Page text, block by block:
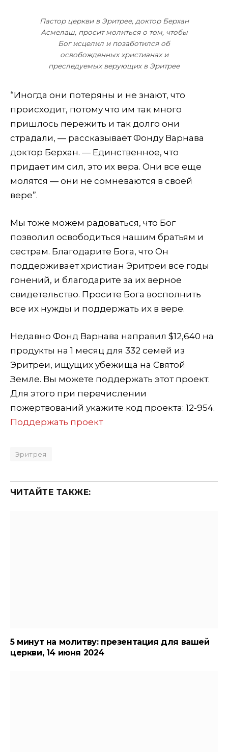
Пастор церкви в Эритрее, доктор Берхан
Асмелаш, просит молиться о том, чтобы
Бог исцелил и позаботился об
освобожденных христианах и
преследуемых верующих в Эритрее
“Иногда они потеряны и не знают, что
происходит, потому что им так много
пришлось пережить и так долго они
страдали, — рассказывает Фонду Варнава
доктор Берхан. — Единственное, что
придает им сил, это их вера. Они все еще
молятся — они не сомневаются в своей
вере”.
Мы тоже можем радоваться, что Бог
позволил освободиться нашим братьям и
сестрам. Благодарите Бога, что Он
поддерживает христиан Эритреи все годы
гонений, и благодарите за их верное
свидетельство. Просите Бога восполнить
все их нужды и поддержать их в вере.
Недавно Фонд Варнава направил $12,640 на
продукты на 1 месяц для 332 семей из
Эритреи, ищущих убежища на Святой
Земле. Вы можете поддержать этот проект.
Для этого при перечислении
пожертвований укажите код проекта: 12-954.
Поддержать проект
Эритрея
ЧИТАЙТЕ ТАКЖЕ:
5 минут на молитву: презентация для вашей
церкви, 14 июня 2024